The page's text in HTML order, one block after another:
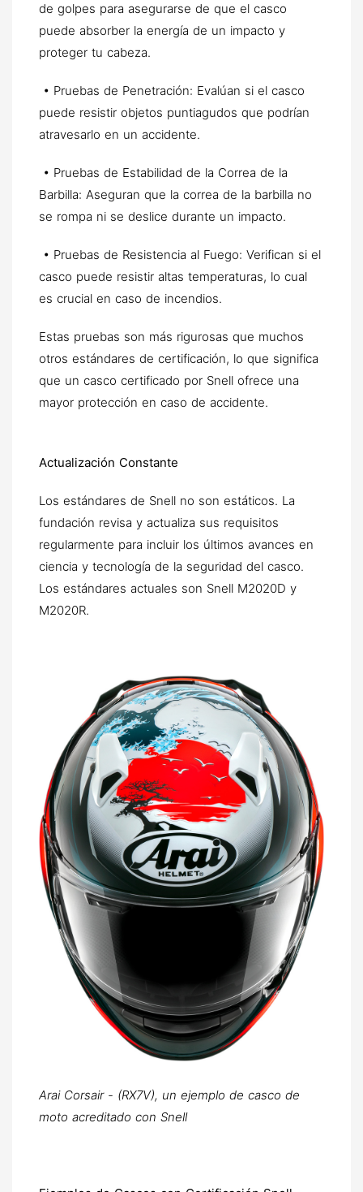
de golpes para asegurarse de que el casco
puede absorber la energía de un impacto y
proteger tu cabeza.
• Pruebas de Penetración: Evalúan si el casco
puede resistir objetos puntiagudos que podrían
atravesarlo en un accidente.
• Pruebas de Estabilidad de la Correa de la
Barbilla: Aseguran que la correa de la barbilla no
se rompa ni se deslice durante un impacto.
• Pruebas de Resistencia al Fuego: Verifican si el
casco puede resistir altas temperaturas, lo cual
es crucial en caso de incendios.
Estas pruebas son más rigurosas que muchos
otros estándares de certificación, lo que significa
que un casco certificado por Snell ofrece una
mayor protección en caso de accidente.
Actualización Constante
Los estándares de Snell no son estáticos. La
fundación revisa y actualiza sus requisitos
regularmente para incluir los últimos avances en
ciencia y tecnología de la seguridad del casco.
Los estándares actuales son Snell M2020D y
M2020R.
Arai Corsair - (RX7V), un ejemplo de casco de
moto acreditado con Snell